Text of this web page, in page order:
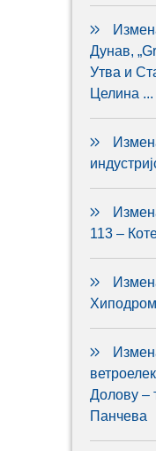
Дунав,
Утва и
Целина ...
113 –
Долову –
Панчева